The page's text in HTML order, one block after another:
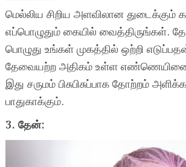
மெல்லிய சிறிய அளவிலான துடைக்கும்
எப்பொழுதும் கையில் வைத்திருங்கள்.
பொழுது உங்கள் முகத்தில் ஒற்றி
தேவையற்ற அதிகம் உள்ள எண்ணெயினை
இது சருமம் பிசுபிசுப்பாக தோற்றம்
பாதுகாக்கும்.
3. தேன்: